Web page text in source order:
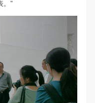
。”
具有完全民事行为
必须在成年人的陪
安全责任自负。鼓
具有完全民事行为
必须在成年人的陪
安全责任自负。鼓
具有完全民事行为
必须在成年人的陪
安全责任自负。鼓